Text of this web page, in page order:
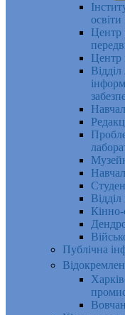
освіти
Центр
Центр
Публічна